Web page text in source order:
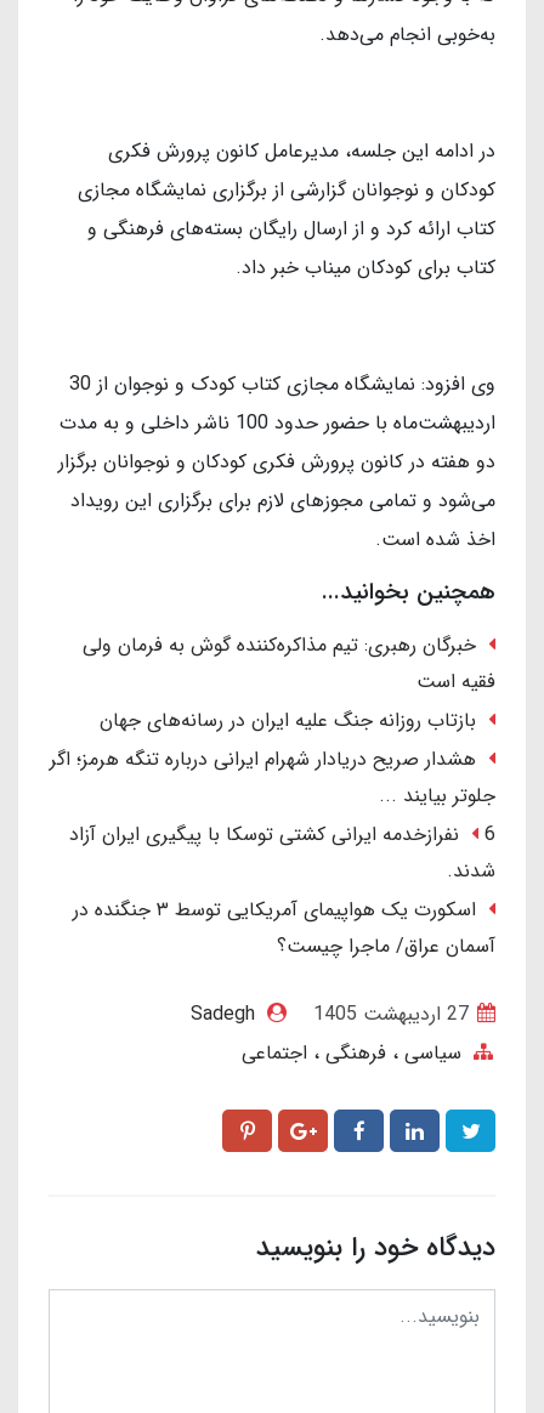
به‌خوبی انجام می‌دهد.
در ادامه این جلسه، مدیرعامل کانون پرورش فکری
کودکان و نوجوانان گزارشی از برگزاری نمایشگاه مجازی
کتاب ارائه کرد و از ارسال رایگان بسته‌های فرهنگی و
کتاب برای کودکان میناب خبر داد.
وی افزود: نمایشگاه مجازی کتاب کودک و نوجوان از 30
اردیبهشت‌ماه با حضور حدود 100 ناشر داخلی و به مدت
دو هفته در کانون پرورش فکری کودکان و نوجوانان برگزار
می‌شود و تمامی مجوزهای لازم برای برگزاری این رویداد
اخذ شده است.
همچنین بخوانید...
خبرگان رهبری: تیم مذاکره‌کننده گوش به فرمان ولی
فقیه است
بازتاب روزانه جنگ علیه ایران در رسانه‌های جهان
هشدار صریح دریادار شهرام ایرانی درباره تنگه هرمز؛ اگر
جلوتر بیایند ...
6 نفرازخدمه ایرانی کشتی توسکا با پیگیری ایران آزاد
شدند.
اسکورت یک هواپیمای آمریکایی توسط ۳ جنگنده در
آسمان عراق/ ماجرا چیست؟
Sadegh
سیاسی ، فرهنگی ، اجتماعی
دیدگاه خود را بنویسید